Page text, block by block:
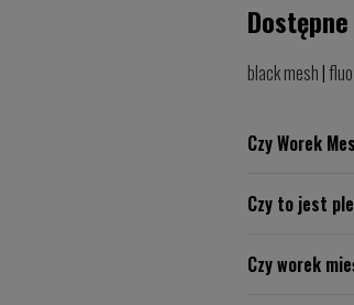
black mesh|
Czy Worek
Czy to jest
Czy worek